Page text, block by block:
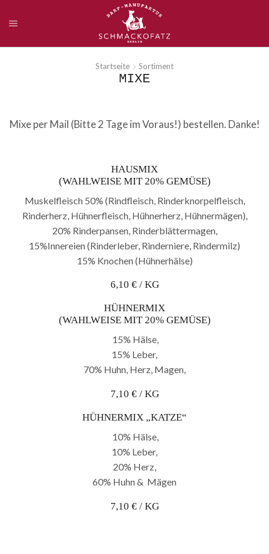
Startseite Sortiment
MIXE
Mixe per Mail (Bitte 2 Tage im Voraus!) bestellen. Danke!
HAUSMIX
(WAHLWEISE MIT 20% GEMÜSE)
Muskelfleisch 50% (Rindfleisch, Rinderknorpelfleisch,
Rinderherz, Hühnerfleisch, Hühnerherz, Hühnermägen),
20% Rinderpansen, Rinderblättermagen,
15%Innereien (Rinderleber, Rinderniere, Rindermilz)
15% Knochen (Hühnerhälse)
6,10 € / KG
HÜHNERMIX
(WAHLWEISE MIT 20% GEMÜSE)
15% Hälse,
15% Leber,
70% Huhn, Herz, Magen,
7,10 € / KG
HÜHNERMIX „KATZE“
10% Hälse,
10% Leber,
20% Herz,
60% Huhn & Mägen
7,10 € / KG